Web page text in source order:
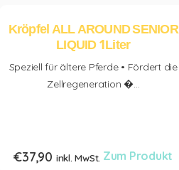
Kröpfel ALL AROUND SENIOR
LIQUID 1Liter
Speziell für ältere Pferde • Fördert die
Zellregeneration �...
€37,90 inkl. MwSt. Zum Produkt